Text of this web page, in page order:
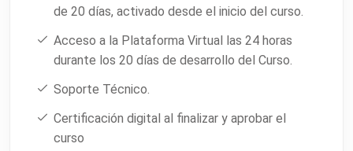
de 20 días, activado desde el inicio del curso.
Acceso a la Plataforma Virtual las 24 horas
durante los 20 días de desarrollo del Curso.
Soporte Técnico.
Certificación digital al finalizar y aprobar el
curso